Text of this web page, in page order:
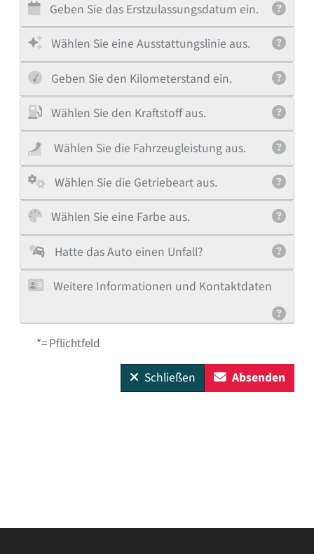
Geben Sie das Erstzulassungsdatum ein.
Wählen Sie eine Ausstattungslinie aus.
Geben Sie den Kilometerstand ein.
Wählen Sie den Kraftstoff aus.
Wählen Sie die Fahrzeugleistung aus.
Wählen Sie die Getriebeart aus.
Wählen Sie eine Farbe aus.
Hatte das Auto einen Unfall?
Weitere Informationen und Kontaktdaten
*= Pflichtfeld
Schließen Absenden